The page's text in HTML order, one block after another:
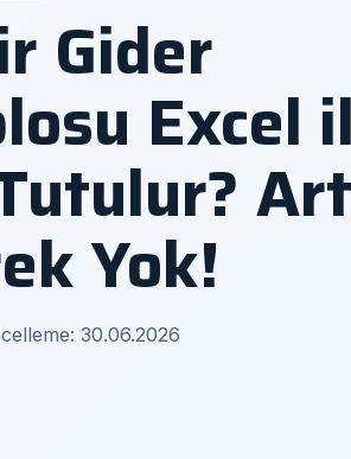
Gider
Excel
Yok!
30.06.2026